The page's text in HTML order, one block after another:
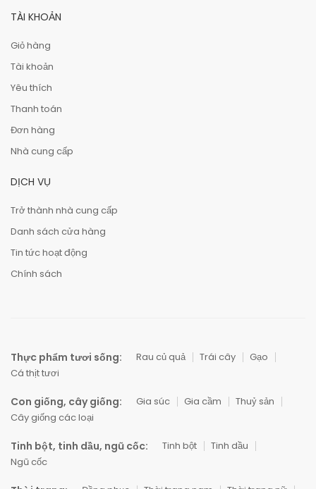
TÀI KHOẢN
Giỏ hàng
Tài khoản
Yêu thích
Thanh toán
Đơn hàng
Nhà cung cấp
DỊCH VỤ
Trở thành nhà cung cấp
Danh sách cửa hàng
Tin tức hoạt động
Chính sách
Thực phẩm tươi sống: Rau củ quả Trái cây
Gạo
Cá thịt tươi
Con giống, cây giống: Gia súc Gia cầm
Thuỷ sản
Cây giống các loại
Tinh bột, tinh dầu, ngũ cốc: Tinh bột
Tinh dầu
Ngũ cốc